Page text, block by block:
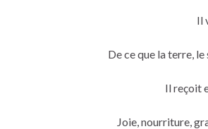
Il
De ce que la terre,
Il reçoit
Joie, nourriture,